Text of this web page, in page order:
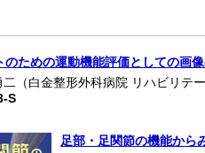
のための運動機能評価としての画
（白金整形外科病院 リハビリテ
S
足部・足関節の機能から